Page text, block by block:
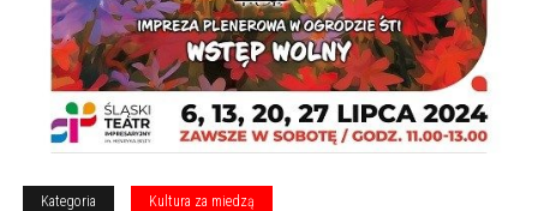
Kategoria Kultura za miedzą